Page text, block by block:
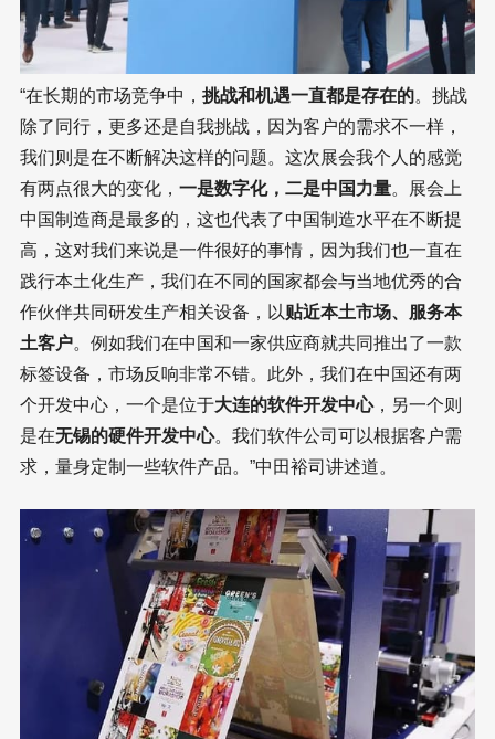
“在长期的市场竞争中， 挑战和机遇一直都是存在的。挑战
除了同行，更多还是自我挑战，因为客户的需求不一样，
我们则是在不断解决这样的问题。这次展会我个人的感觉
有两点很大的变化， 一是数字化，二是中国力量。展会上
中国制造商是最多的，这也代表了中国制造水平在不断提
高，这对我们来说是一件很好的事情，因为我们也一直在
践行本土化生产，我们在不同的国家都会与当地优秀的合
作伙伴共同研发生产相关设备，以贴近本土市场、服务本
土客户。例如我们在中国和一家供应商就共同推出了一款
标签设备，市场反响非常不错。此外，我们在中国还有两
个开发中心，一个是位于大连的软件开发中心，另一个则
是在无锡的硬件开发中心。我们软件公司可以根据客户需
求，量身定制一些软件产品。”中田裕司讲述道。